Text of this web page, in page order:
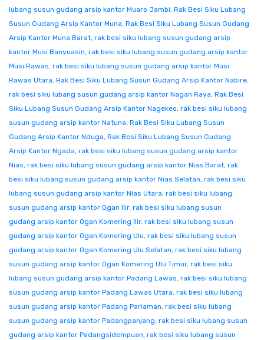
lubang susun gudang arsip kantor Muaro Jambi, Rak Besi Siku Lubang
Susun Gudang Arsip Kantor Muna, Rak Besi Siku Lubang Susun Gudang
Arsip Kantor Muna Barat, rak besi siku lubang susun gudang arsip
kantor Musi Banyuasin, rak besi siku lubang susun gudang arsip kantor
Musi Rawas, rak besi siku lubang susun gudang arsip kantor Musi
Rawas Utara, Rak Besi Siku Lubang Susun Gudang Arsip Kantor Nabire,
rak besi siku lubang susun gudang arsip kantor Nagan Raya, Rak Besi
Siku Lubang Susun Gudang Arsip Kantor Nagekeo, rak besi siku lubang
susun gudang arsip kantor Natuna, Rak Besi Siku Lubang Susun
Gudang Arsip Kantor Nduga, Rak Besi Siku Lubang Susun Gudang
Arsip Kantor Ngada, rak besi siku lubang susun gudang arsip kantor
Nias, rak besi siku lubang susun gudang arsip kantor Nias Barat, rak
besi siku lubang susun gudang arsip kantor Nias Selatan, rak besi siku
lubang susun gudang arsip kantor Nias Utara, rak besi siku lubang
susun gudang arsip kantor Ogan Ilir, rak besi siku lubang susun
gudang arsip kantor Ogan Komering Ilir, rak besi siku lubang susun
gudang arsip kantor Ogan Komering Ulu, rak besi siku lubang susun
gudang arsip kantor Ogan Komering Ulu Selatan, rak besi siku lubang
susun gudang arsip kantor Ogan Komering Ulu Timur, rak besi siku
lubang susun gudang arsip kantor Padang Lawas, rak besi siku lubang
susun gudang arsip kantor Padang Lawas Utara, rak besi siku lubang
susun gudang arsip kantor Padang Pariaman, rak besi siku lubang
susun gudang arsip kantor Padangpanjang, rak besi siku lubang susun
gudang arsip kantor Padangsidempuan, rak besi siku lubang susun